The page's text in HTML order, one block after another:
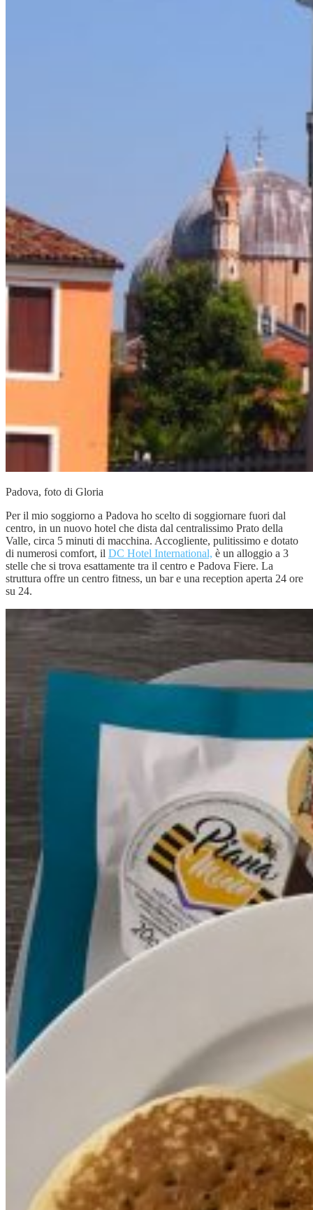
Padova, foto di Gloria
Per il mio soggiorno a Padova ho scelto di soggiornare fuori dal
centro, in un nuovo hotel che dista dal centralissimo Prato della
Valle, circa 5 minuti di macchina. Accogliente, pulitissimo e dotato
di numerosi comfort, il DC Hotel International, è un alloggio a 3
stelle che si trova esattamente tra il centro e Padova Fiere. La
struttura offre un centro fitness, un bar e una reception aperta 24 ore
su 24.